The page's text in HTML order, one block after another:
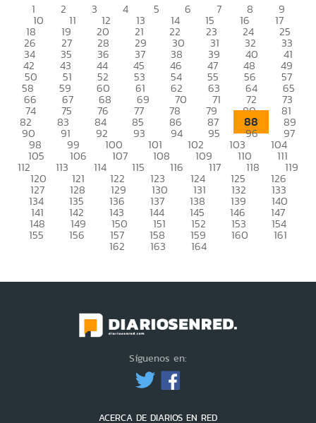
1 2 3 4 5 6 7 8 9
10 11 12 13 14 15 16 17
18 19 20 21 22 23 24 25
26 27 28 29 30 31 32 33
34 35 36 37 38 39 40 41
42 43 44 45 46 47 48 49
50 51 52 53 54 55 56 57
58 59 60 61 62 63 64 65
66 67 68 69 70 71 72 73
74 75 76 77 78 79 80 81
82 83 84 85 86 87 88 89
90 91 92 93 94 95 96 97
98 99 100 101 102 103 104
105 106 107 108 109 110 111
112 113 114 115 116 117 118 119
120 121 122 123 124 125 126
127 128 129 130 131 132 133
134 135 136 137 138 139 140
141 142 143 144 145 146 147
148 149 150 151 152 153 154
155 156 157 158 159 160 161
162 163 164
Síguenos en:
ACERCA DE DIARIOS EN RED